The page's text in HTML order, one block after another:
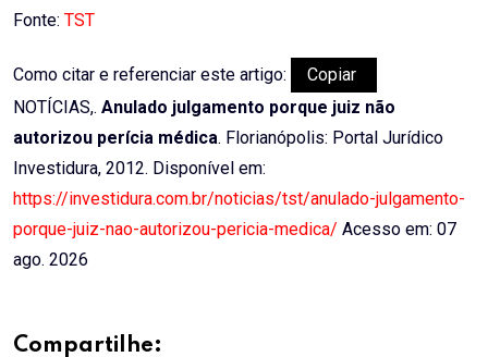
Fonte: TST
Como citar e referenciar este artigo:
Copiar
NOTÍCIAS,. Anulado julgamento porque juiz não
autorizou perícia médica. Florianópolis: Portal Jurídico
Investidura, 2012. Disponível em:
https://investidura.com.br/noticias/tst/anulado-julgamento-
porque-juiz-nao-autorizou-pericia-medica/ Acesso em: 07
ago. 2026
Compartilhe: